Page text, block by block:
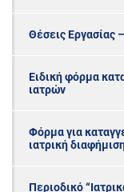
Θέσεις Εργασίας
Ειδική φόρμα
ιατρών
Φόρμα για
ιατρική
Περιοδικό